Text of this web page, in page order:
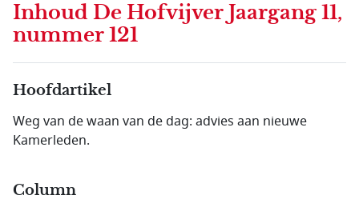
Inhoud De Hofvijver Jaargang 11,
nummer 121
Hoofdartikel
Weg van de waan van de dag: advies aan nieuwe
Kamerleden.
Column